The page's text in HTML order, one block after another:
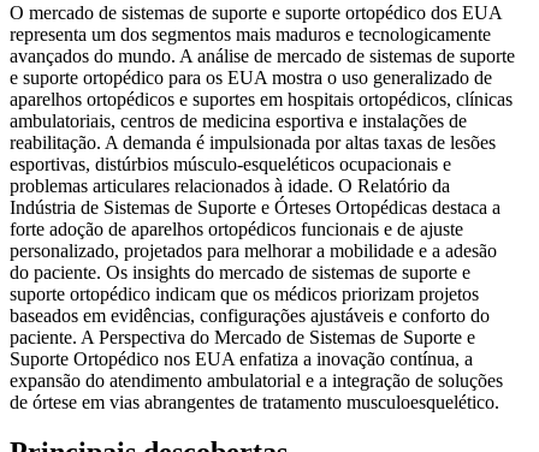
O mercado de sistemas de suporte e suporte ortopédico dos EUA
representa um dos segmentos mais maduros e tecnologicamente
avançados do mundo. A análise de mercado de sistemas de suporte
e suporte ortopédico para os EUA mostra o uso generalizado de
aparelhos ortopédicos e suportes em hospitais ortopédicos, clínicas
ambulatoriais, centros de medicina esportiva e instalações de
reabilitação. A demanda é impulsionada por altas taxas de lesões
esportivas, distúrbios músculo-esqueléticos ocupacionais e
problemas articulares relacionados à idade. O Relatório da
Indústria de Sistemas de Suporte e Órteses Ortopédicas destaca a
forte adoção de aparelhos ortopédicos funcionais e de ajuste
personalizado, projetados para melhorar a mobilidade e a adesão
do paciente. Os insights do mercado de sistemas de suporte e
suporte ortopédico indicam que os médicos priorizam projetos
baseados em evidências, configurações ajustáveis ​​e conforto do
paciente. A Perspectiva do Mercado de Sistemas de Suporte e
Suporte Ortopédico nos EUA enfatiza a inovação contínua, a
expansão do atendimento ambulatorial e a integração de soluções
de órtese em vias abrangentes de tratamento musculoesquelético.